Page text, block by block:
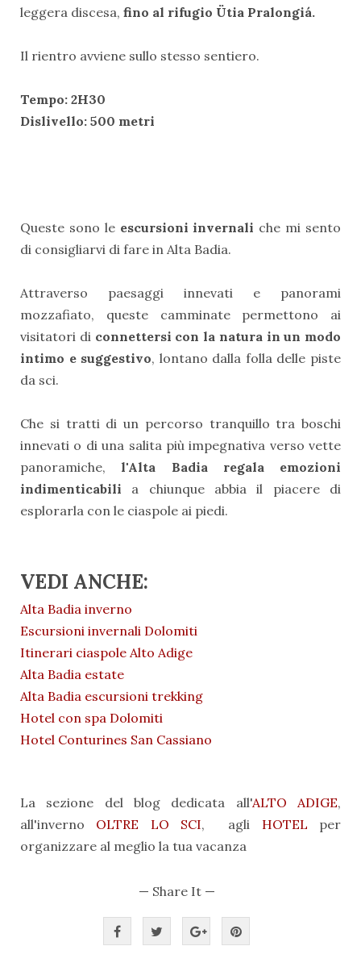
leggera discesa, fino al rifugio Ütia Pralongiá.
Il rientro avviene sullo stesso sentiero.
Tempo: 2H30
Dislivello: 500 metri
Queste sono leescursioni invernali che mi sento
di consigliarvi di fare in Alta Badia.
Attraverso paesaggi innevati e panorami
mozzafiato, queste camminate permettono ai
visitatori di connettersi con la natura in un modo
intimo e suggestivo, lontano dalla folla delle piste
da sci.
Che si tratti di un percorso tranquillo tra boschi
innevati o di una salita più impegnativa verso vette
panoramiche, l'Alta Badia regala emozioni
indimenticabili a chiunque abbia il piacere di
esplorarla con le ciaspole ai piedi.
VEDI ANCHE:
Alta Badia inverno
Escursioni invernali Dolomiti
Itinerari ciaspole Alto Adige
Alta Badia estate
Alta Badia escursioni trekking
Hotel con spa Dolomiti
Hotel Conturines San Cassiano
La sezione del blog dedicata all'ALTO ADIGE,
all'inverno OLTRE LO SCI, agli HOTEL per
organizzare al meglio la tua vacanza
— Share It —